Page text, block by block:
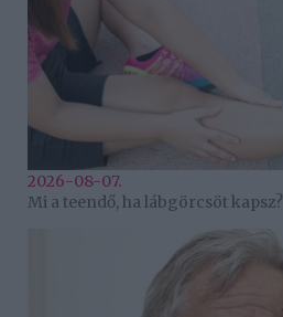
2026-08-07.
Mi a teendő, ha lábgörcsöt kapsz?